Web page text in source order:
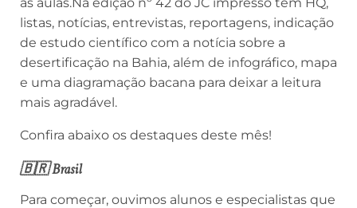
listas, notícias, entrevistas, reportagens, indicação
de estudo científico com a notícia sobre a
desertificação na Bahia, além de infográfico, mapa
e uma diagramação bacana para deixar a leitura
mais agradável.
Confira abaixo os destaques deste mês!
🇧🇷 Brasil
Para começar, ouvimos alunos e especialistas que